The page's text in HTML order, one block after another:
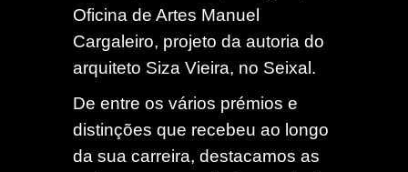
Oficina de Artes Manuel
Cargaleiro, projeto da autoria do
arquiteto Siza Vieira, no Seixal.
De entre os vários prémios e
distinções que recebeu ao longo
da sua carreira, destacamos as